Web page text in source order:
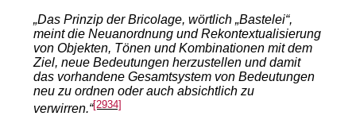
„Das Prinzip der Bricolage, wörtlich „Bastelei“,
meint die Neuanordnung und Rekontextualisierung
von Objekten, Tönen und Kombinationen mit dem
Ziel, neue Bedeutungen herzustellen und damit
das vorhandene Gesamtsystem von Bedeutungen
neu zu ordnen oder auch absichtlich zu
verwirren.“[2934]